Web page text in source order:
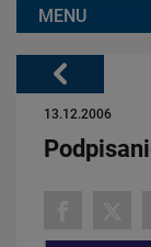
Powrót
13.12.2006
MENU